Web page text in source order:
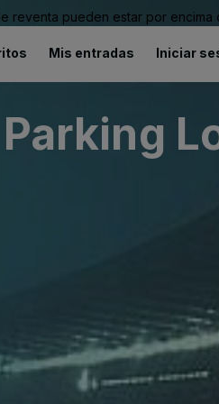
reventa pueden estar por
Mis entradas Iniciar